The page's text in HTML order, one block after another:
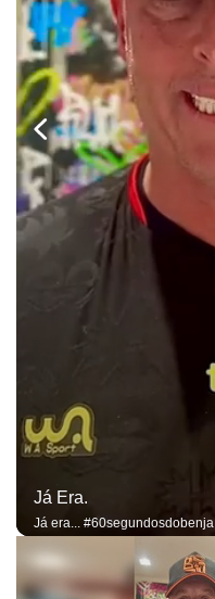
Já Era.
Já era... #60segundosdobenja